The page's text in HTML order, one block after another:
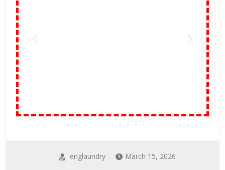
englaundry March 15, 2026